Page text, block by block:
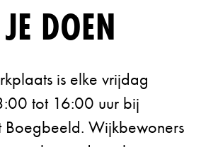
DOEN
is elke vrijdag
tot 16:00 uur bij
Boegbeeld. Wijkbewoners